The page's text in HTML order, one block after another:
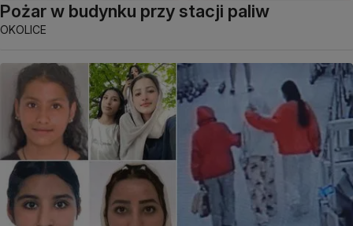
Pożar w budynku przy stacji paliw
OKOLICE